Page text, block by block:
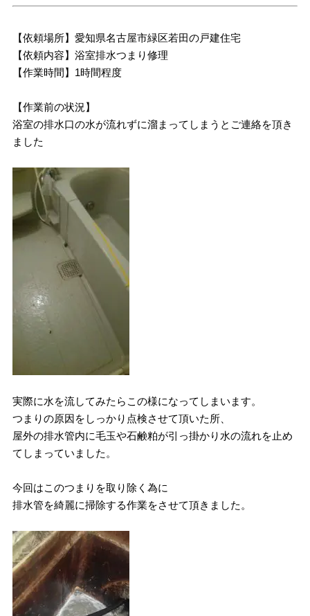
【依頼場所】愛知県名古屋市緑区若田の戸建住宅
【依頼内容】浴室排水つまり修理
【作業時間】1時間程度
【作業前の状況】
浴室の排水口の水が流れずに溜まってしまうとご連絡を頂き
ました
実際に水を流してみたらこの様になってしまいます。
つまりの原因をしっかり点検させて頂いた所、
屋外の排水管内に毛玉や石鹸粕が引っ掛かり水の流れを止め
てしまっていました。
今回はこのつまりを取り除く為に
排水管を綺麗に掃除する作業をさせて頂きました。